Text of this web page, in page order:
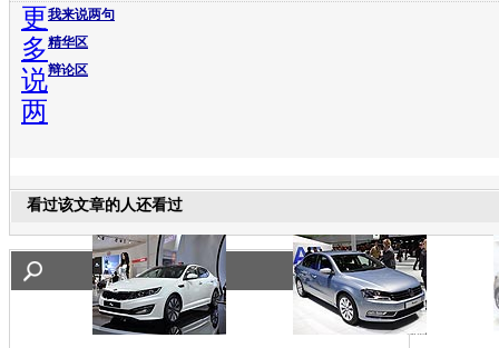
我来说两句
精华区
辩论区
更
多
说
两
看过该文章的人还看过